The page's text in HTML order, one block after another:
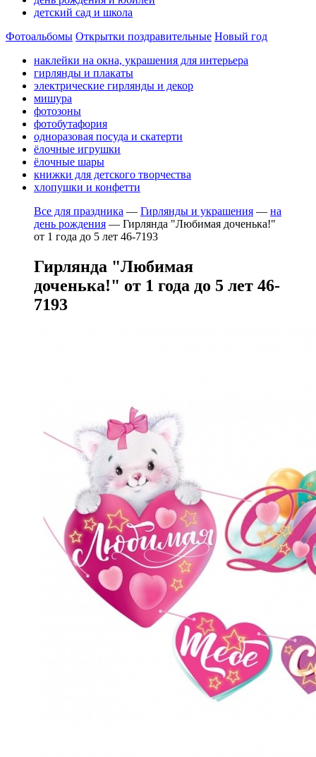
детский сад и школа
Фотоальбомы Открытки поздравительные Новый год
наклейки на окна, украшения для интерьера
гирлянды и плакаты
электрические гирлянды и декор
мишура
фотозоны
фотобутафория
одноразовая посуда и скатерти
ёлочные игрушки
ёлочные шары
книжки для детского творчества
хлопушки и конфетти
Все для праздника — Гирлянды и украшения — на
день рождения — Гирлянда "Любимая доченька!"
от 1 года до 5 лет 46-7193
Гирлянда "Любимая
доченька!" от 1 года до 5 лет 46-
7193